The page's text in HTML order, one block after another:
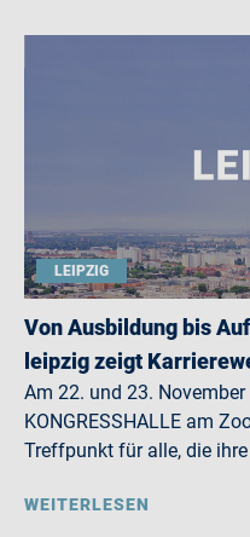
LEIPZIG
Von Ausbildung bis
leipzig zeigt
Am 22. und 23.
KONGRESSHALLE am
Treffpunkt für alle, die
WEITERLESEN